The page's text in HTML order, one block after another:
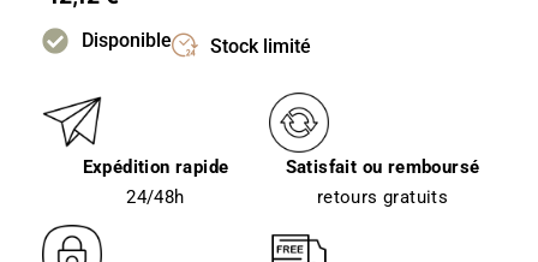
Disponible Stock limité
Expédition rapide
24/48h
Satisfait ou remboursé
retours gratuits